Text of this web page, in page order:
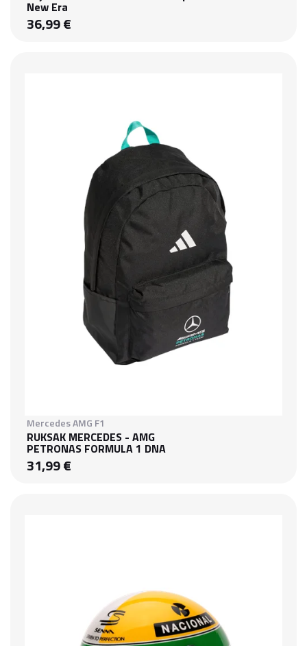
New Era
36,99 €
Mercedes AMG F1
RUKSAK MERCEDES - AMG
PETRONAS FORMULA 1 DNA
31,99 €